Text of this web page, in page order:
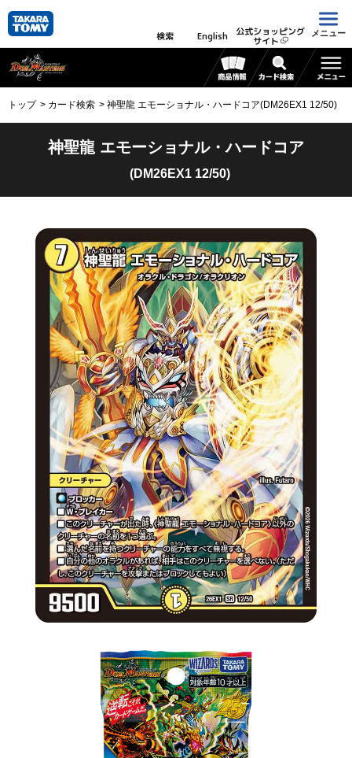
検索 English 公式ショッピング
サイト
メニュー
トップ カード検索 神聖龍 エモーショナル・ハードコア(DM26EX1 12/50)
神聖龍 エモーショナル・ハードコア
(DM26EX1 12/50)